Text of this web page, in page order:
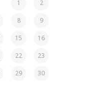
1 2
8 9
15 16
22 23
29 30